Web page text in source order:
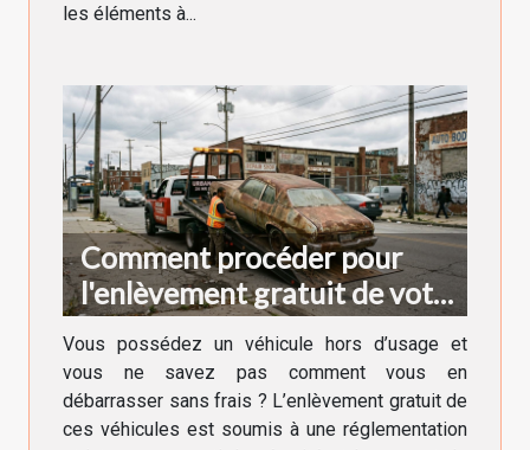
les éléments à...
Comment procéder pour
l'enlèvement gratuit de votre
véhicule hors d'usage ?
Vous possédez un véhicule hors d’usage et
vous ne savez pas comment vous en
débarrasser sans frais ? L’enlèvement gratuit de
ces véhicules est soumis à une réglementation